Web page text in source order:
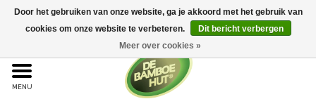
Home
Door het gebruiken van onze website, ga je akkoord met het gebruik van
cookies om onze website te verbeteren.
Dit bericht verbergen
Meer over cookies »